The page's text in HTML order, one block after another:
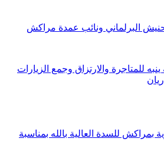
البرلماني ونائب عمدة مراكش
للمتاجرة والارتزاق وجمع الزيارات
بمراكش للسدة العالية بالله بمناسبة